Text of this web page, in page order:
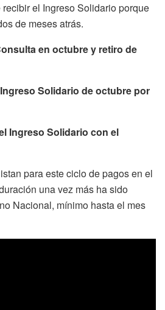
el Ingreso Solidario porque
de meses atrás.
en octubre y retiro de
Solidario de octubre por
Ingreso Solidario con el
para este ciclo de pagos en el
una vez más ha sido
Nacional, mínimo hasta el mes